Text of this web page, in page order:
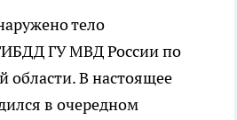
тело
ГУ МВД России по
области. В настоящее
в очередном